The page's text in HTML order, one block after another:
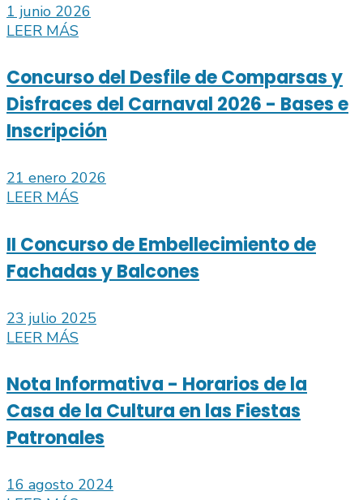
1 junio 2026
LEER MÁS
Concurso del Desfile de Comparsas y
Disfraces del Carnaval 2026 - Bases e
Inscripción
21 enero 2026
LEER MÁS
II Concurso de Embellecimiento de
Fachadas y Balcones
23 julio 2025
LEER MÁS
Nota Informativa - Horarios de la
Casa de la Cultura en las Fiestas
Patronales
16 agosto 2024